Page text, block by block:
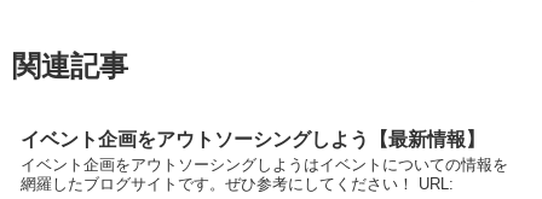
関連記事
イベント企画をアウトソーシングしよう【最新情報】
イベント企画をアウトソーシングしようはイベントについての情報を
網羅したブログサイトです。ぜひ参考にしてください！ URL: